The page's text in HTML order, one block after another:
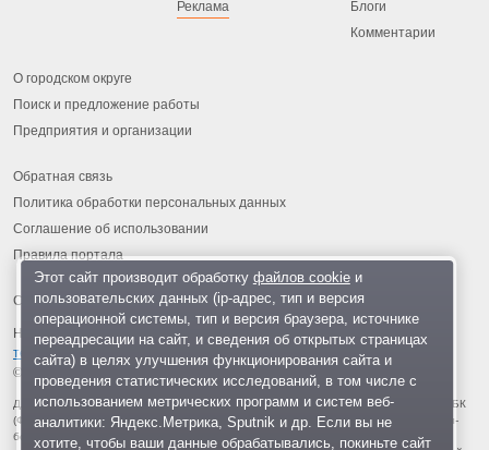
Реклама
Блоги
Комментарии
О городском округе
Поиск и предложение работы
Предприятия и организации
Обратная связь
Политика обработки персональных данных
Соглашение об использовании
Правила портала
На информационном ресурсе применяются рекомендательные
технологии
© 2013-2026 «ОИНФО»,
сделано в Одинцово
Для читателей: В России признаны экстремистскими и запрещены организации ФБК
(Фонд борьбы с коррупцией, признан иноагентом), Штабы Навального, «Национал-
большевистская партия», «Свидетели Иеговы», «Армия воли народа», «Русский
Этот сайт производит обработку файлов cookieи
пользовательских данных (ip-адрес, тип и версия
операционной системы, тип и версия браузера, источнике
переадресации на сайт, и сведения об открытых страницах
сайта) в целях улучшения функционирования сайта и
проведения статистических исследований, в том числе с
использованием метрических программ и систем веб-
аналитики: Яндекс.Метрика, Sputnik и др. Если вы не
хотите, чтобы ваши данные обрабатывались, покиньте сайт